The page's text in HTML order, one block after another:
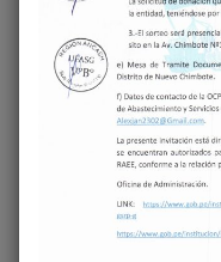
Tu dirección de
publicada. Los
marcados con*
COMENTARIO